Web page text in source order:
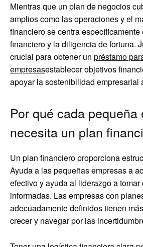
Mientras que un plan de negocios
amplios como las operaciones y el
financiero se centra
financiero y la diligencia de fortuna.
crucial para obtener un préstamo
empresasestablecer objetivos
apoyar la sostenibilidad empresarial
Por qué cada pequeña
necesita un plan
Un plan financiero proporciona
Ayuda a las pequeñas empresas a
efectivo y ayuda al liderazgo a
informadas. Las empresas con
adecuadamente definidos tienen
crecer y navegar por las